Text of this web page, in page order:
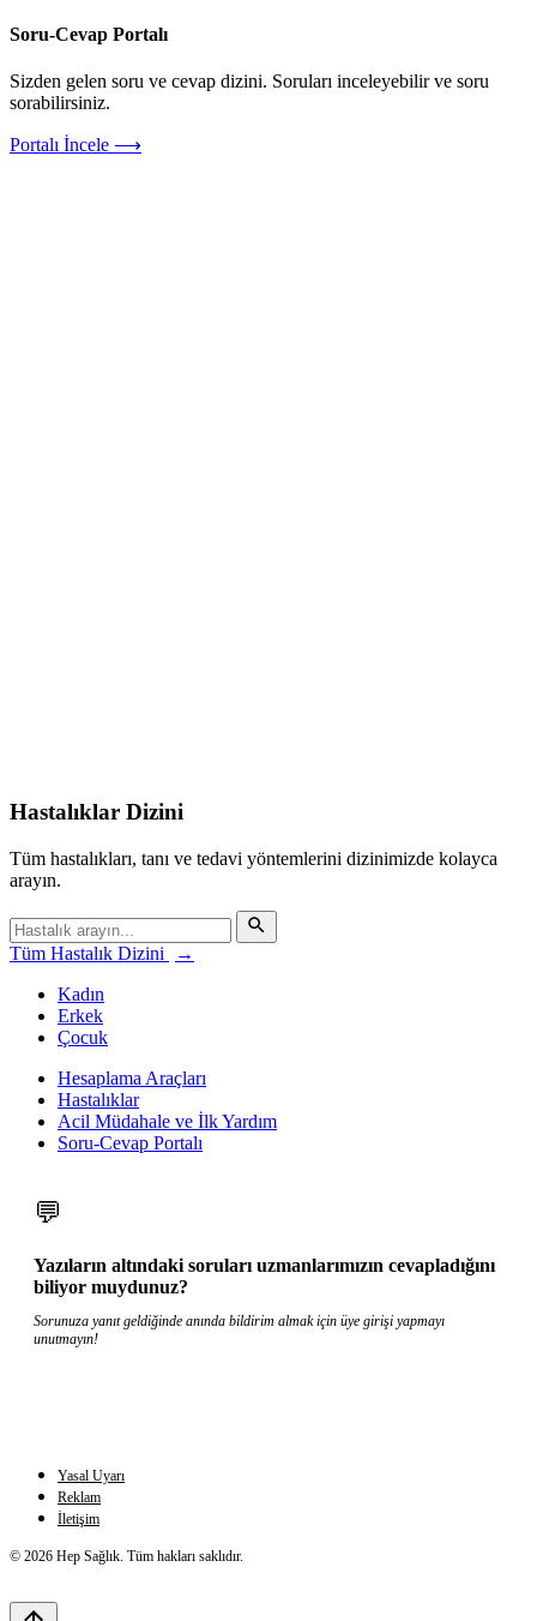
Soru-Cevap Portalı
Sizden gelen soru ve cevap dizini. Soruları inceleyebilir ve soru
sorabilirsiniz.
Portalı İncele ⟶
Hastalıklar Dizini
Tüm hastalıkları, tanı ve tedavi yöntemlerini dizinimizde kolayca
arayın.
Tüm Hastalık Dizini
→
Kadın
Erkek
Çocuk
Hesaplama Araçları
Hastalıklar
Acil Müdahale ve İlk Yardım
Soru-Cevap Portalı
💬
Yazıların altındaki soruları uzmanlarımızın cevapladığını
biliyor muydunuz?
Sorunuza yanıt geldiğinde anında bildirim almak için üye girişi yapmayı
unutmayın!
Yasal Uyarı
Reklam
İletişim
© 2026 Hep Sağlık. Tüm hakları saklıdır.